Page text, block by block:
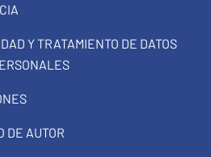
Y TRATAMIENTO DE DATOS
DE AUTOR